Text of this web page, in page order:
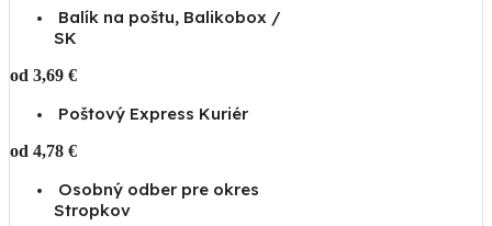
Balík na poštu, Balikobox /
SK
od 3,69 €
Poštový Express Kuriér
od 4,78 €
Osobný odber pre okres
Stropkov